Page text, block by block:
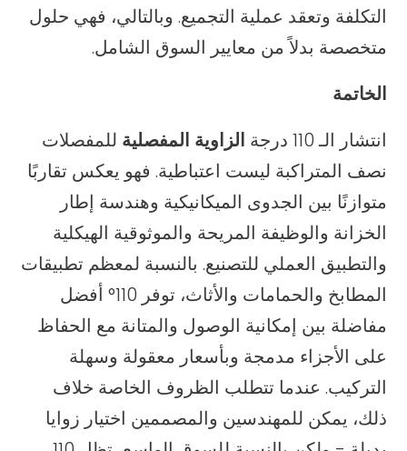
التكلفة وتعقد عملية التجميع. وبالتالي، فهي حلول
متخصصة بدلاً من معايير السوق الشامل.
الخاتمة
انتشار الـ 110 درجة
الزاوية المفصلية للمفصلات
نصف المتراكبة ليست اعتباطية. فهو يعكس تقاربًا
متوازنًا بين الجدوى الميكانيكية وهندسة إطار
الخزانة والوظيفة المريحة والموثوقية الهيكلية
والتطبيق العملي للتصنيع. بالنسبة لمعظم تطبيقات
المطابخ والحمامات والأثاث، توفر 110° أفضل
مفاضلة بين إمكانية الوصول والمتانة مع الحفاظ
على الأجزاء مدمجة وبأسعار معقولة وسهلة
التركيب. عندما تتطلب الظروف الخاصة خلاف
ذلك، يمكن للمهندسين والمصممين اختيار زوايا